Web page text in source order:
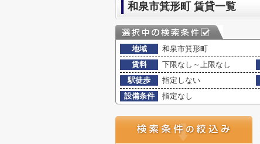
和泉市箕形町 賃貸一覧
地域
和泉市箕形町
賃料
下限なし～上限なし
駅徒歩
指定しない
設備条件
指定なし